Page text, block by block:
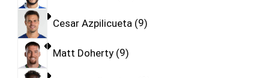
Cesar Azpilicueta 9
Matt Doherty 9